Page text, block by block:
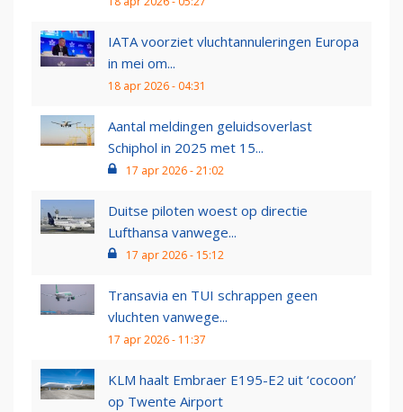
IATA voorziet vluchtannuleringen Europa
in mei om...
18 apr 2026 - 04:31
Aantal meldingen geluidsoverlast
Schiphol in 2025 met 15...
17 apr 2026 - 21:02
Duitse piloten woest op directie
Lufthansa vanwege...
17 apr 2026 - 15:12
Transavia en TUI schrappen geen
vluchten vanwege...
17 apr 2026 - 11:37
KLM haalt Embraer E195-E2 uit ‘cocoon’
op Twente Airport